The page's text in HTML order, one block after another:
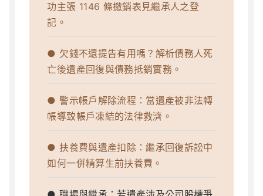
功主張 1146 條撤銷表見繼承人之登
記。
● 欠錢不還提告有用嗎？解析債務人死
亡後遺產回復與債務抵銷實務。
● 警示帳戶解除流程：當遺產被非法轉
帳導致帳戶凍結的法律救濟。
● 扶養費與遺產扣除：繼承回復訴訟中
如何一併精算生前扶養費。